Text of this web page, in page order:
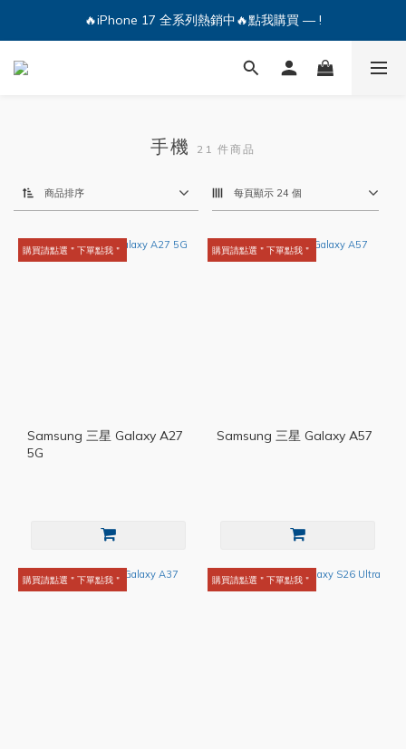
🔥iPhone 17 全系列熱銷中🔥點我購買 — !
🔥iPhone 17 全系列熱銷中🔥點我購買 — !
💕加入Q哥 Line 新好友領優惠券！🎫
手機 21 件商品
商品排序 每頁顯示 24 個
購買請點選＂下單點我＂
Samsung 三星 Galaxy A27
5G
購買請點選＂下單點我＂
Samsung 三星 Galaxy A57
購買請點選＂下單點我＂ 購買請點選＂下單點我＂